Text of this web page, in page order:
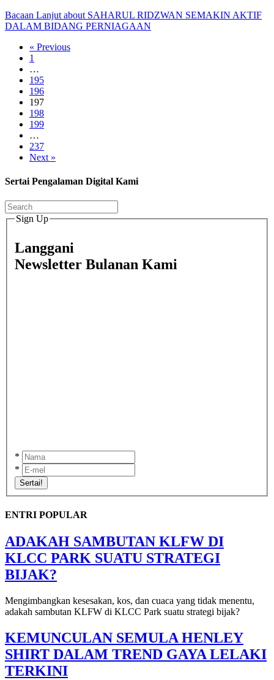
Bacaan Lanjut about SAHARUL RIDZWAN SEMAKIN AKTIF
DALAM BIDANG PERNIAGAAN
« Previous
1
…
195
196
197
198
199
…
237
Next »
Sertai Pengalaman Digital Kami
Sign Up
Langgani
Newsletter Bulanan Kami
*
*
Sertai!
ENTRI POPULAR
ADAKAH SAMBUTAN KLFW DI
KLCC PARK SUATU STRATEGI
BIJAK?
Mengimbangkan kesesakan, kos, dan cuaca yang tidak menentu,
adakah sambutan KLFW di KLCC Park suatu strategi bijak?
KEMUNCULAN SEMULA HENLEY
SHIRT DALAM TREND GAYA LELAKI
TERKINI